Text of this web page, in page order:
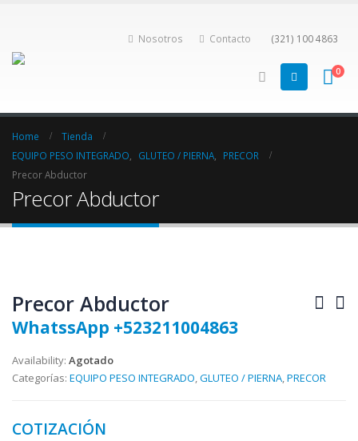
Nosotros Contacto (321) 100 4863
0
Home
Tienda
EQUIPO PESO INTEGRADO
GLUTEO / PIERNA
PRECOR
Precor Abductor
Precor Abductor
Precor Abductor
WhatssApp +523211004863
Availability: Agotado
Categorías: EQUIPO PESO INTEGRADO,GLUTEO / PIERNA,PRECOR
COTIZACIÓN